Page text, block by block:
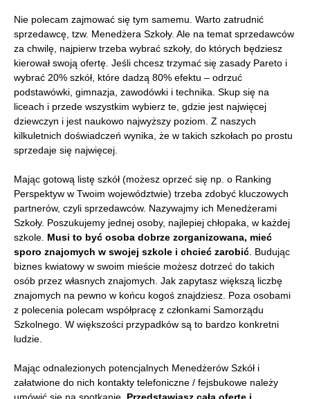
Nie polecam zajmować się tym samemu. Warto zatrudnić
sprzedawcę, tzw. Menedżera Szkoły. Ale na temat sprzedawców
za chwilę, najpierw trzeba wybrać szkoły, do których będziesz
kierował swoją ofertę. Jeśli chcesz trzymać się zasady Pareto i
wybrać 20% szkół, które dadzą 80% efektu – odrzuć
podstawówki, gimnazja, zawodówki i technika. Skup się na
liceach i przede wszystkim wybierz te, gdzie jest najwięcej
dziewczyn i jest naukowo najwyższy poziom. Z naszych
kilkuletnich doświadczeń wynika, że w takich szkołach po prostu
sprzedaje się najwięcej.
Mając gotową listę szkół (możesz oprzeć się np. o Ranking
Perspektyw w Twoim województwie) trzeba zdobyć kluczowych
partnerów, czyli sprzedawców. Nazywajmy ich Menedżerami
Szkoły. Poszukujemy jednej osoby, najlepiej chłopaka, w każdej
szkole. Musi to być osoba dobrze zorganizowana, mieć
sporo znajomych w swojej szkole i chcieć zarobić. Budując
biznes kwiatowy w swoim mieście możesz dotrzeć do takich
osób przez własnych znajomych. Jak zapytasz większą liczbę
znajomych na pewno w końcu kogoś znajdziesz. Poza osobami
z polecenia polecam współpracę z członkami Samorządu
Szkolnego. W większości przypadków są to bardzo konkretni
ludzie.
Mając odnalezionych potencjalnych Menedżerów Szkół i
załatwione do nich kontakty telefoniczne / fejsbukowe należy